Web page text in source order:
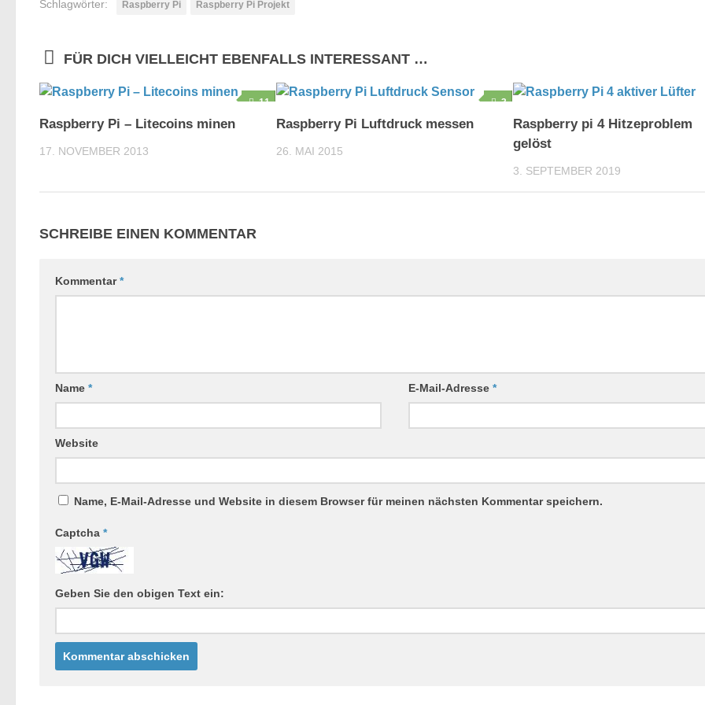
Schlagwörter: Raspberry Pi Raspberry Pi Projekt
FÜR DICH VIELLEICHT EBENFALLS INTERESSANT …
11
Raspberry Pi – Litecoins minen
17. NOVEMBER 2013
3
Raspberry Pi Luftdruck messen
26. MAI 2015
Raspberry pi 4 Hitzeproblem
gelöst
3. SEPTEMBER 2019
SCHREIBE EINEN KOMMENTAR
Kommentar*
Name * E-Mail-Adresse*
Website
Name, E-Mail-Adresse und Website in diesem Browser für meinen nächsten Kommentar speichern.
Captcha *
Geben Sie den obigen Text ein: